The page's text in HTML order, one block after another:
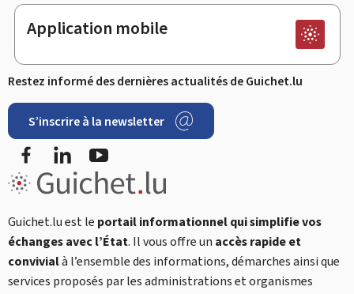
Application mobile
Restez informé des dernières actualités de Guichet.lu
S’inscrire à la newsletter
FacebookLinkedIn
Guichet.lu est le portail informationnel qui simplifie vos
échanges avec l’État. Il vous offre un accès rapide et
convivialà l’ensemble des informations, démarches ainsi que
services proposés par les administrations et organismes